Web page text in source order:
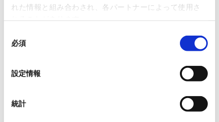
れた情報と組み合わされ、各パートナーによって使用さ
必須
設定情報
統計
インテリア向け製品は極めて高精
LEDのばらつきや温度変化による色ずれを内蔵ARM M0プ
きる極めて高精度な照明システムを実現しています。